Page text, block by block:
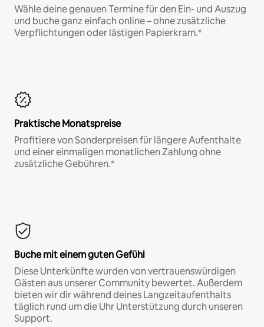
Wähle deine genauen Termine für den Ein- und Auszug
und buche ganz einfach online – ohne zusätzliche
Verpflichtungen oder lästigen Papierkram.*
Praktische Monatspreise
Profitiere von Sonderpreisen für längere Aufenthalte
und einer einmaligen monatlichen Zahlung ohne
zusätzliche Gebühren.*
Buche mit einem guten Gefühl
Diese Unterkünfte wurden von vertrauenswürdigen
Gästen aus unserer Community bewertet. Außerdem
bieten wir dir während deines Langzeitaufenthalts
täglich rund um die Uhr Unterstützung durch unseren
Support.